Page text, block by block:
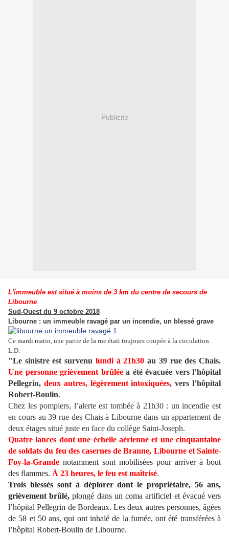
Publicité
L'immeuble est situé à moins de 3 km du centre de secours de
Libourne
Sud-Ouest du 9 octobre 2018
Libourne : un immeuble ravagé par un incendie, un blessé grave
Ce mardi matin, une partie de la rue était toujours coupée à la circulation.
L.D.
"Le sinistre est survenu lundi à 21h30 au 39 rue des Chais.
Une personne grièvement brûléea été évacuée vers l’hôpital
Pellegrin, deux autres, légèrement intoxiquées, vers l’hôpital
Robert-Boulin.
Chez les pompiers, l’alerte est tombée à 21h30 : un incendie est
en cours au 39 rue des Chais à Libourne dans un appartement de
deux étages situé juste en face du collège Saint-Joseph.
Quatre lances dont une échelle aérienne et une cinquantaine
de soldats du feu des casernesde Branne, Libourne et Sainte-
Foy-la-Grande notamment sont mobilisées pour arriver à bout
des flammes. À 23 heures, le feu est maîtrisé.
Trois blessés sont à déplorer dont le propriétaire, 56 ans,
grièvement brûlé, plongé dans un coma artificiel et évacué vers
l’hôpital Pellegrin de Bordeaux. Les deux autres personnes, âgées
de 58 et 50 ans, qui ont inhalé de la fumée, ont été transférées à
l’hôpital Robert-Boulin de Libourne.